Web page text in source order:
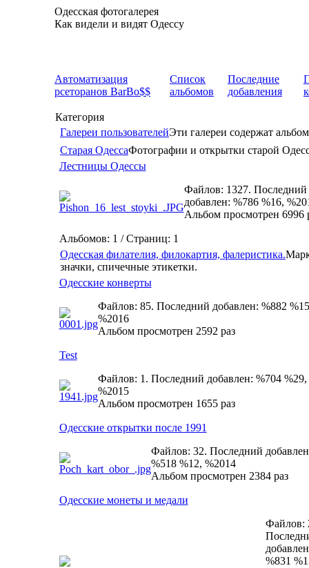
Одесская фотогалерея
Как видели и видят Одессу
Автоматизация
рсеторанов BarBo$$
Список
альбомов
Последние
добавления
Категория
Галереи пользователейЭти галереи содержат
Старая ОдессаФотографии и открытки старой
Лестницы Одессы
Файлов: 1327. Последний
добавлен: %786 %16,
Альбом просмотрен 6996
Альбомов: 1 / Страниц: 1
Одесская филателия, филокартия, фалеристика.
значки, спичечные этикетки.
Одесские конверты
Файлов: 85. Последний добавлен: %882
%2016
Альбом просмотрен 2592 раз
Test
Файлов: 1. Последний добавлен: %704 %29,
%2015
Альбом просмотрен 1655 раз
Одесские открытки после 1991
Файлов: 32. Последний
%518 %12, %2014
Альбом просмотрен 2384 раз
Одесские монеты и медали
Файлов:
%831